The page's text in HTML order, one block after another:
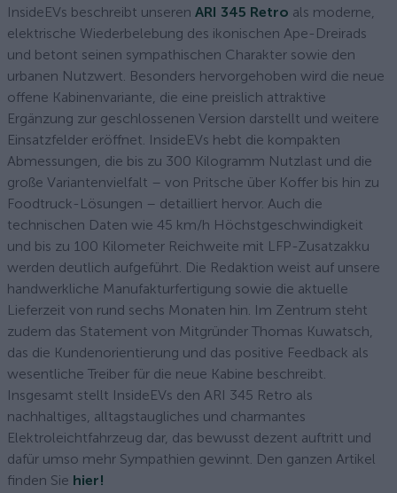
InsideEVs beschreibt unseren ARI 345 Retro als moderne,
elektrische Wiederbelebung des ikonischen Ape-Dreirads
und betont seinen sympathischen Charakter sowie den
urbanen Nutzwert. Besonders hervorgehoben wird die neue
offene Kabinenvariante, die eine preislich attraktive
Ergänzung zur geschlossenen Version darstellt und weitere
Einsatzfelder eröffnet. InsideEVs hebt die kompakten
Abmessungen, die bis zu 300 Kilogramm Nutzlast und die
große Variantenvielfalt – von Pritsche über Koffer bis hin zu
Foodtruck-Lösungen – detailliert hervor. Auch die
technischen Daten wie 45 km/h Höchstgeschwindigkeit
und bis zu 100 Kilometer Reichweite mit LFP-Zusatzakku
werden deutlich aufgeführt. Die Redaktion weist auf unsere
handwerkliche Manufakturfertigung sowie die aktuelle
Lieferzeit von rund sechs Monaten hin. Im Zentrum steht
zudem das Statement von Mitgründer Thomas Kuwatsch,
das die Kundenorientierung und das positive Feedback als
wesentliche Treiber für die neue Kabine beschreibt.
Insgesamt stellt InsideEVs den ARI 345 Retro als
nachhaltiges, alltagstaugliches und charmantes
Elektroleichtfahrzeug dar, das bewusst dezent auftritt und
dafür umso mehr Sympathien gewinnt. Den ganzen Artikel
finden Sie hier!